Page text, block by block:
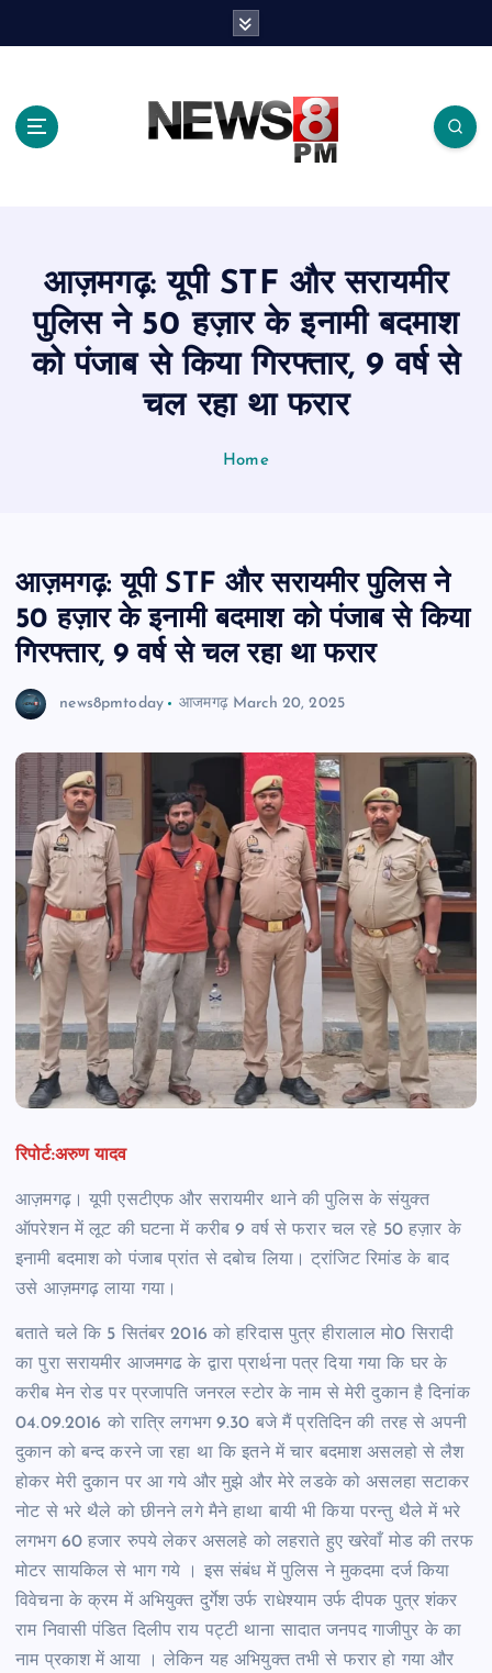
आज़मगढ़: यूपी STF और सरायमीर
पुलिस ने 50 हज़ार के इनामी बदमाश
को पंजाब से किया गिरफ्तार, 9 वर्ष से
चल रहा था फरार
Home
आज़मगढ़: यूपी STF और सरायमीर पुलिस ने
50 हज़ार के इनामी बदमाश को पंजाब से किया
गिरफ्तार, 9 वर्ष से चल रहा था फरार
news8pmtoday आजमगढ़ March 20, 2025
रिपोर्ट:अरुण यादव
आज़मगढ़। यूपी एसटीएफ और सरायमीर थाने की पुलिस के संयुक्त
ऑपरेशन में लूट की घटना में करीब 9 वर्ष से फरार चल रहे 50 हज़ार के
इनामी बदमाश को पंजाब प्रांत से दबोच लिया। ट्रांजिट रिमांड के बाद
उसे आज़मगढ़ लाया गया।
बताते चले कि 5 सितंबर 2016 को हरिदास पुत्र हीरालाल मो0 सिरादी
का पुरा सरायमीर आजमगढ के द्वारा प्रार्थना पत्र दिया गया कि घर के
करीब मेन रोड पर प्रजापति जनरल स्टोर के नाम से मेरी दुकान है दिनांक
04.09.2016 को रात्रि लगभग 9.30 बजे मैं प्रतिदिन की तरह से अपनी
दुकान को बन्द करने जा रहा था कि इतने में चार बदमाश असलहो से लैश
होकर मेरी दुकान पर आ गये और मुझे और मेरे लडके को असलहा सटाकर
नोट से भरे थैले को छीनने लगे मैने हाथा बायी भी किया परन्तु थैले में भरे
लगभग 60 हजार रुपये लेकर असलहे को लहराते हुए खरेवाँ मोड की तरफ
मोटर सायकिल से भाग गये । इस संबंध में पुलिस ने मुकदमा दर्ज किया
विवेचना के क्रम में अभियुक्त दुर्गेश उर्फ राधेश्याम उर्फ दीपक पुत्र शंकर
राम निवासी पंडित दिलीप राय पट्टी थाना सादात जनपद गाजीपुर के का
नाम प्रकाश में आया । लेकिन यह अभियुक्त तभी से फरार हो गया और